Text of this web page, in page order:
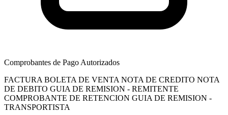
Comprobantes de Pago Autorizados
FACTURA BOLETA DE VENTA NOTA DE CREDITO NOTA
DE DEBITO GUIA DE REMISION - REMITENTE
COMPROBANTE DE RETENCION GUIA DE REMISION -
TRANSPORTISTA